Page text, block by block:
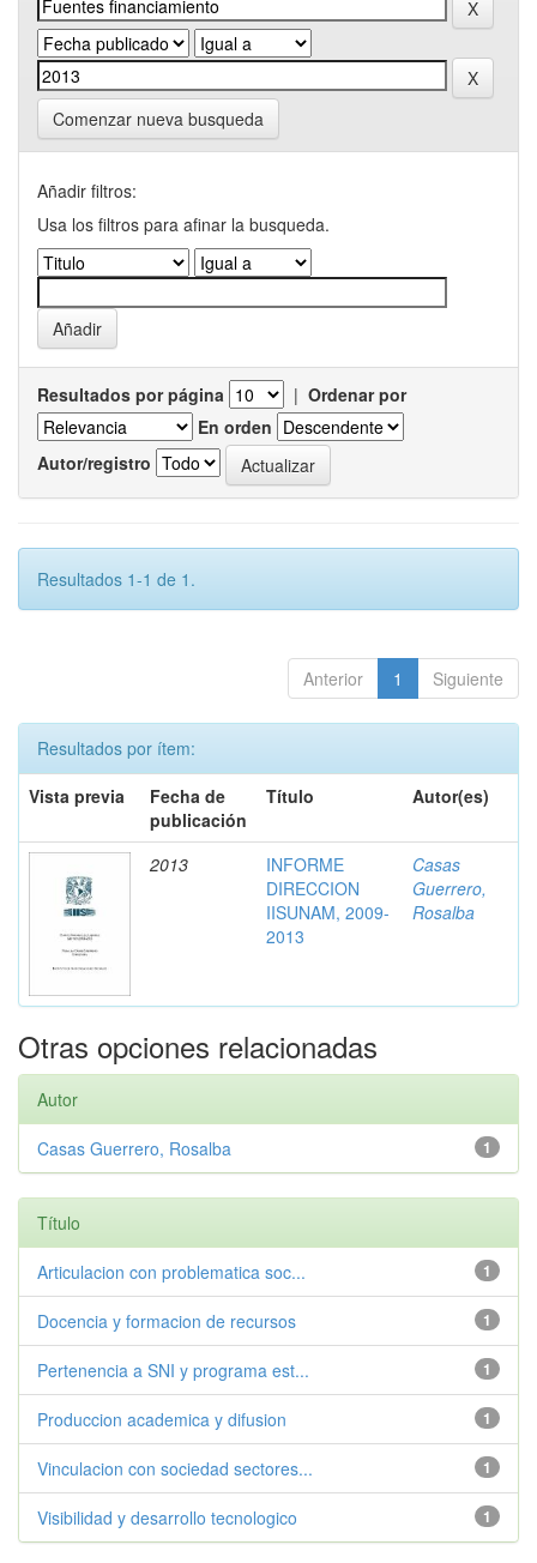
Comenzar nueva busqueda
Añadir filtros:
Usa los filtros para afinar la busqueda.
Resultados por página | Ordenar por
En orden
Autor/registro
Resultados 1-1 de 1.
Anterior 1 Siguiente
Resultados por ítem:
Vista previa
Fecha de
publicación
Título Autor(es)
2013
INFORME
DIRECCION
IISUNAM, 2009-
2013
Casas
Guerrero,
Rosalba
Otras opciones relacionadas
Autor
1
Casas Guerrero, Rosalba
Título
1
Articulacion con problematica soc...
1
Docencia y formacion de recursos
1
Pertenencia a SNI y programa est...
1
Produccion academica y difusion
1
Vinculacion con sociedad sectores...
1
Visibilidad y desarrollo tecnologico